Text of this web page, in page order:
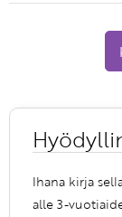
Ihana kirja
alle 3-